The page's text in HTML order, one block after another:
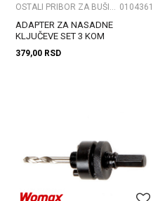
OSTALI PRIBOR ZA BUŠILICE 0104361
ADAPTER ZA NASADNE
KLJUČEVE SET 3 KOM
379,00 RSD